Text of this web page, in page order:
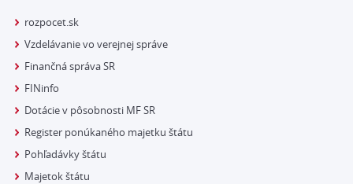
rozpocet.sk
Vzdelávanie vo verejnej správe
Finančná správa SR
FINinfo
Dotácie v pôsobnosti MF SR
Register ponúkaného majetku štátu
Pohľadávky štátu
Majetok štátu